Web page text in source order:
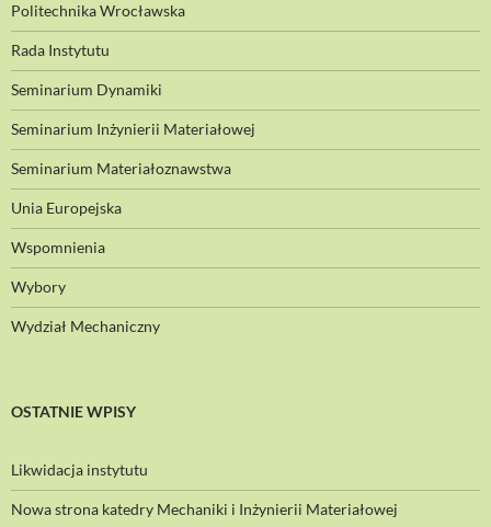
Politechnika Wrocławska
Rada Instytutu
Seminarium Dynamiki
Seminarium Inżynierii Materiałowej
Seminarium Materiałoznawstwa
Unia Europejska
Wspomnienia
Wybory
Wydział Mechaniczny
OSTATNIE WPISY
Likwidacja instytutu
Nowa strona katedry Mechaniki i Inżynierii Materiałowej